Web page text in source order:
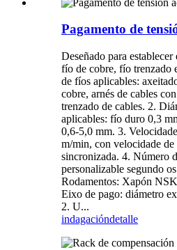
Pagamento de
Deseñado para
fío de cobre, fío trenzado
de fíos aplicables:
cobre, arnés de cables
trenzado de cables. 2.
aplicables: fío duro 0,3
0,6-5,0 mm. 3.
m/min, con velocidade de
sincronizada. 4. Número
personalizable segundo
Rodamentos: Xapón
Eixo de pago: diámetro
2. U...
indagacióndetalle